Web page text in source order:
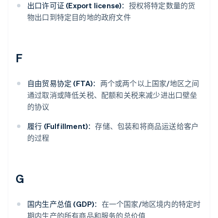
出口许可证 (Export license)： 授权将特定数量的货
物出口到特定目的地的政府文件
F
自由贸易协定 (FTA)： 两个或两个以上国家/地区之间
通过取消或降低关税、配额和关税来减少进出口壁垒
的协议
履行 (Fulfillment)：存储、包装和将商品运送给客户
的过程
G
国内生产总值 (GDP)： 在一个国家/地区境内的特定时
期内生产的所有商品和服务的总价值